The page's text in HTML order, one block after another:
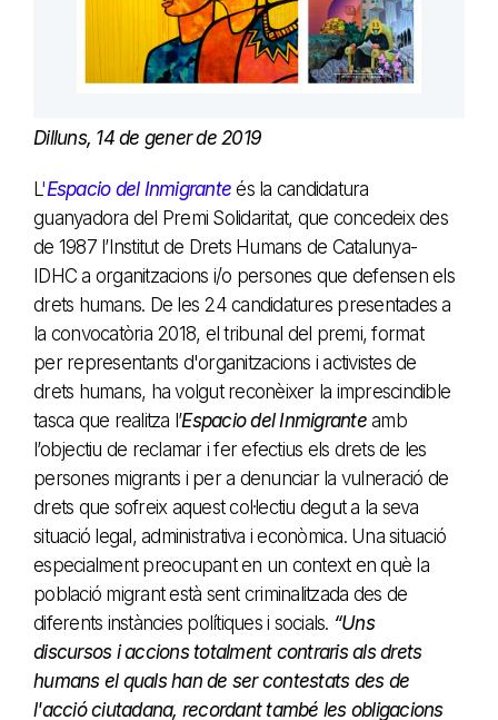
Dilluns, 14 de gener de 2019
L'Espacio del Inmigrante és la candidatura
guanyadora del Premi Solidaritat, que concedeix des
de 1987 l’Institut de Drets Humans de Catalunya-
IDHC a organitzacions i/o persones que defensen els
drets humans. De les 24 candidatures presentades a
la convocatòria 2018, el tribunal del premi, format
per representants d'organitzacions i activistes de
drets humans, ha volgut reconèixer la imprescindible
tasca que realitza l’Espacio del Inmigrante amb
l’objectiu de reclamar i fer efectius els drets de les
persones migrants i per a denunciar la vulneració de
drets que sofreix aquest col·lectiu degut a la seva
situació legal, administrativa i econòmica. Una situació
especialment preocupant en un context en què la
població migrant està sent criminalitzada des de
diferents instàncies polítiques i socials. “Uns
discursos i accions totalment contraris als drets
humans el quals han de ser contestats des de
l'acció ciutadana, recordant també les obligacions